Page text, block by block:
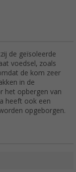
de geïsoleerde
voedsel, zoals
de kom zeer
in de
het opbergen van
heeft ook een
opgeborgen.